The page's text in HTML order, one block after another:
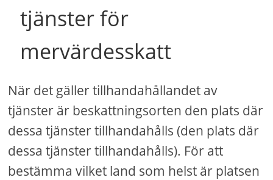
tjänster för
mervärdesskatt
När det gäller tillhandahållandet av
tjänster är beskattningsorten den plats där
dessa tjänster tillhandahålls (den plats där
dessa tjänster tillhandahålls). För att
bestämma vilket land som helst är platsen